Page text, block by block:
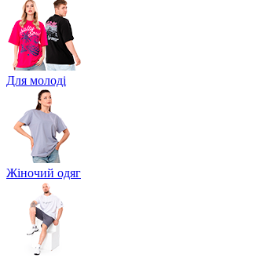
Для молоді
Жіночий одяг